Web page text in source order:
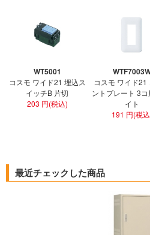
WT5001
コスモ ワイド21 埋込ス
イッチB 片切
203 円(税込)
コスモ ワイド21
ントプレート 3コ
イト
191 円(税
最近チェックした商品